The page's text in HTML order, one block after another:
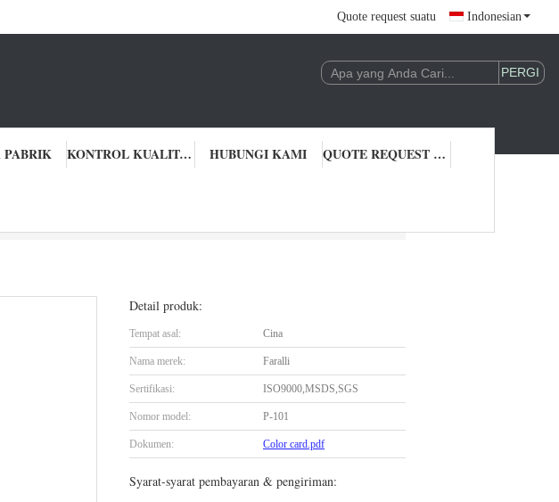
Quote request suatu Indonesian
PABRIK KONTROL KUALITAS HUBUNGI KAMI QUOTE REQUEST SUATU
Detail produk:
Tempat asal: Cina
Nama merek: Faralli
Sertifikasi: ISO9000,MSDS,SGS
Nomor model: P-101
Dokumen: Color card.pdf
Syarat-syarat pembayaran & pengiriman: